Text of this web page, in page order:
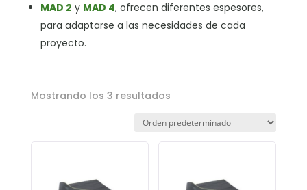
MAD 2 y MAD 4, ofrecen diferentes espesores,
para adaptarse a las necesidades de cada
proyecto.
Mostrando los 3 resultados